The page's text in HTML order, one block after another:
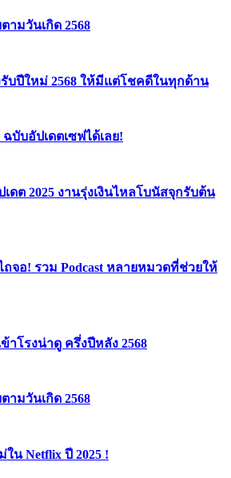
ามวันเกิด 2568
บปีใหม่ 2568 ให้มีแต่โชคดีในทุกด้าน
ฉบับอัปเดตเซฟได้เลย!
ดต 2025 งานรุ่งเงินไหลโบนัสจุกรับต้น
ถจอ! รวม Podcast หลายหมวดที่ช่วยให้
าโรงน่าดู ครึ่งปีหลัง 2568
ามวันเกิด 2568
น Netflix ปี 2025 !